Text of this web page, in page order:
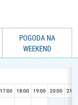
POGODA NA
WEEKEND